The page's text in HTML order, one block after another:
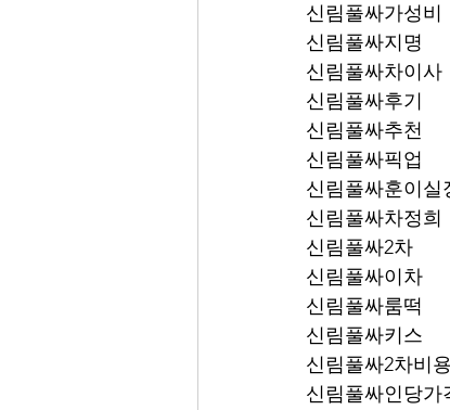
신림풀싸가성비
신림풀싸지명
신림풀싸차이사
신림풀싸후기
신림풀싸추천
신림풀싸훈이실
신림풀싸차정희
신림풀싸2차
신림풀싸이차
신림풀싸룸떡
신림풀싸키스
신림풀싸2차비용
신림풀싸인당가